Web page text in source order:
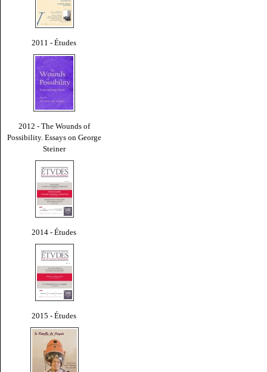
2011 - Études
2012 - The Wounds of
Possibility. Essays on George
Steiner
2014 - Études
2015 - Études